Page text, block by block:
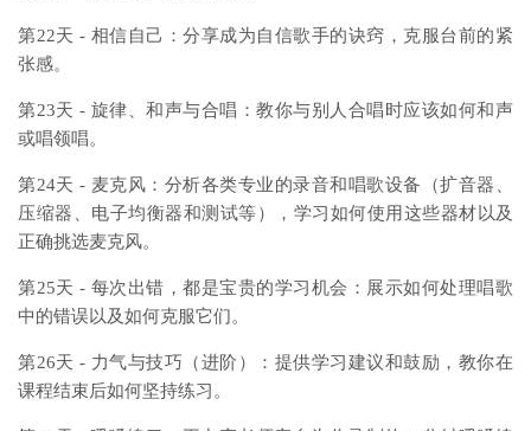
第22天 - 相信自己：分享成为自信歌手的诀窍，克服台前的紧
张感。
第23天 - 旋律、和声与合唱：教你与别人合唱时应该如何和声
或唱领唱。
第24天 - 麦克风：分析各类专业的录音和唱歌设备（扩音器、
压缩器、电子均衡器和测试等），学习如何使用这些器材以及
正确挑选麦克风。
第25天 - 每次出错，都是宝贵的学习机会：展示如何处理唱歌
中的错误以及如何克服它们。
第26天 - 力气与技巧（进阶）：提供学习建议和鼓励，教你在
课程结束后如何坚持练习。